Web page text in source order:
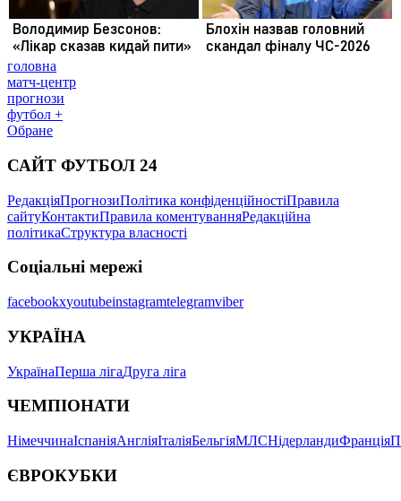
головна
матч-центр
прогнози
футбол +
Обране
САЙТ ФУТБОЛ 24
РедакціяПрогнозиПолітика конфіденційностіПравила
сайтуКонтактиПравила коментуванняРедакційна
політикаСтруктура власності
Соціальні мережі
facebookxyoutubeinstagramtelegramviber
УКРАЇНА
УкраїнаПерша лігаДруга ліга
ЧЕМПІОНАТИ
НімеччинаІспаніяАнгліяІталіяБельгіяМЛСНідерландиФранція
ЄВРОКУБКИ